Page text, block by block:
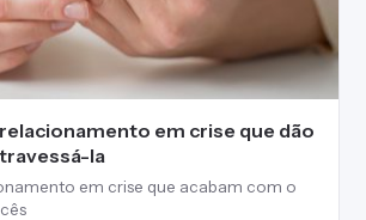
em crise que dão
la
em crise que acabam com o